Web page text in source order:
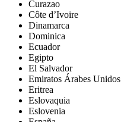
Curazao
Côte d’Ivoire
Dinamarca
Dominica
Ecuador
Egipto
El Salvador
Emiratos Árabes Unidos
Eritrea
Eslovaquia
Eslovenia